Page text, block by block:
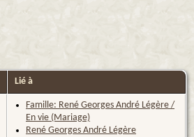
Lié à
Famille: René Georges André Légère /
En vie (Mariage)
René Georges André Légère